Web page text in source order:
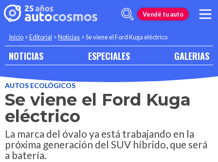
Vendé tu auto
Inicio >Editorial >Noticias >Se viene el Ford Kuga eléctrico
NOTICIAS ESPECIALES GALERIAS
AUTOS ECOLÓGICOS
Se viene el Ford Kuga
eléctrico
La marca del óvalo ya está trabajando en la
próxima generación del SUV híbrido, que será
a batería.